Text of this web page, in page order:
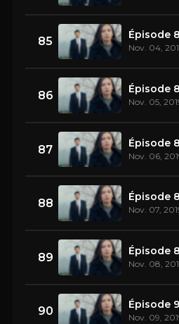
85 Épisode
Nov. 04,
86 Épisode
Nov. 05,
87 Épisode
Nov. 06,
88 Épisode
Nov. 07,
89 Épisode
Nov. 08,
90 Épisode
Nov. 09,